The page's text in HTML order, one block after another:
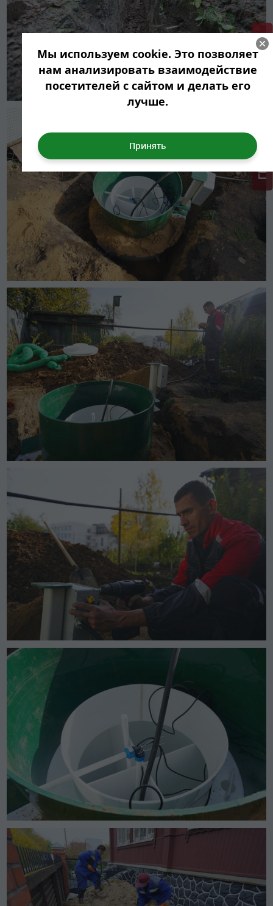
ГРИНЛОС + скидка = 1 мин!
Мы используем cookie. Это позволяет
нам анализировать взаимодействие
посетителей с сайтом и делать его
лучше.